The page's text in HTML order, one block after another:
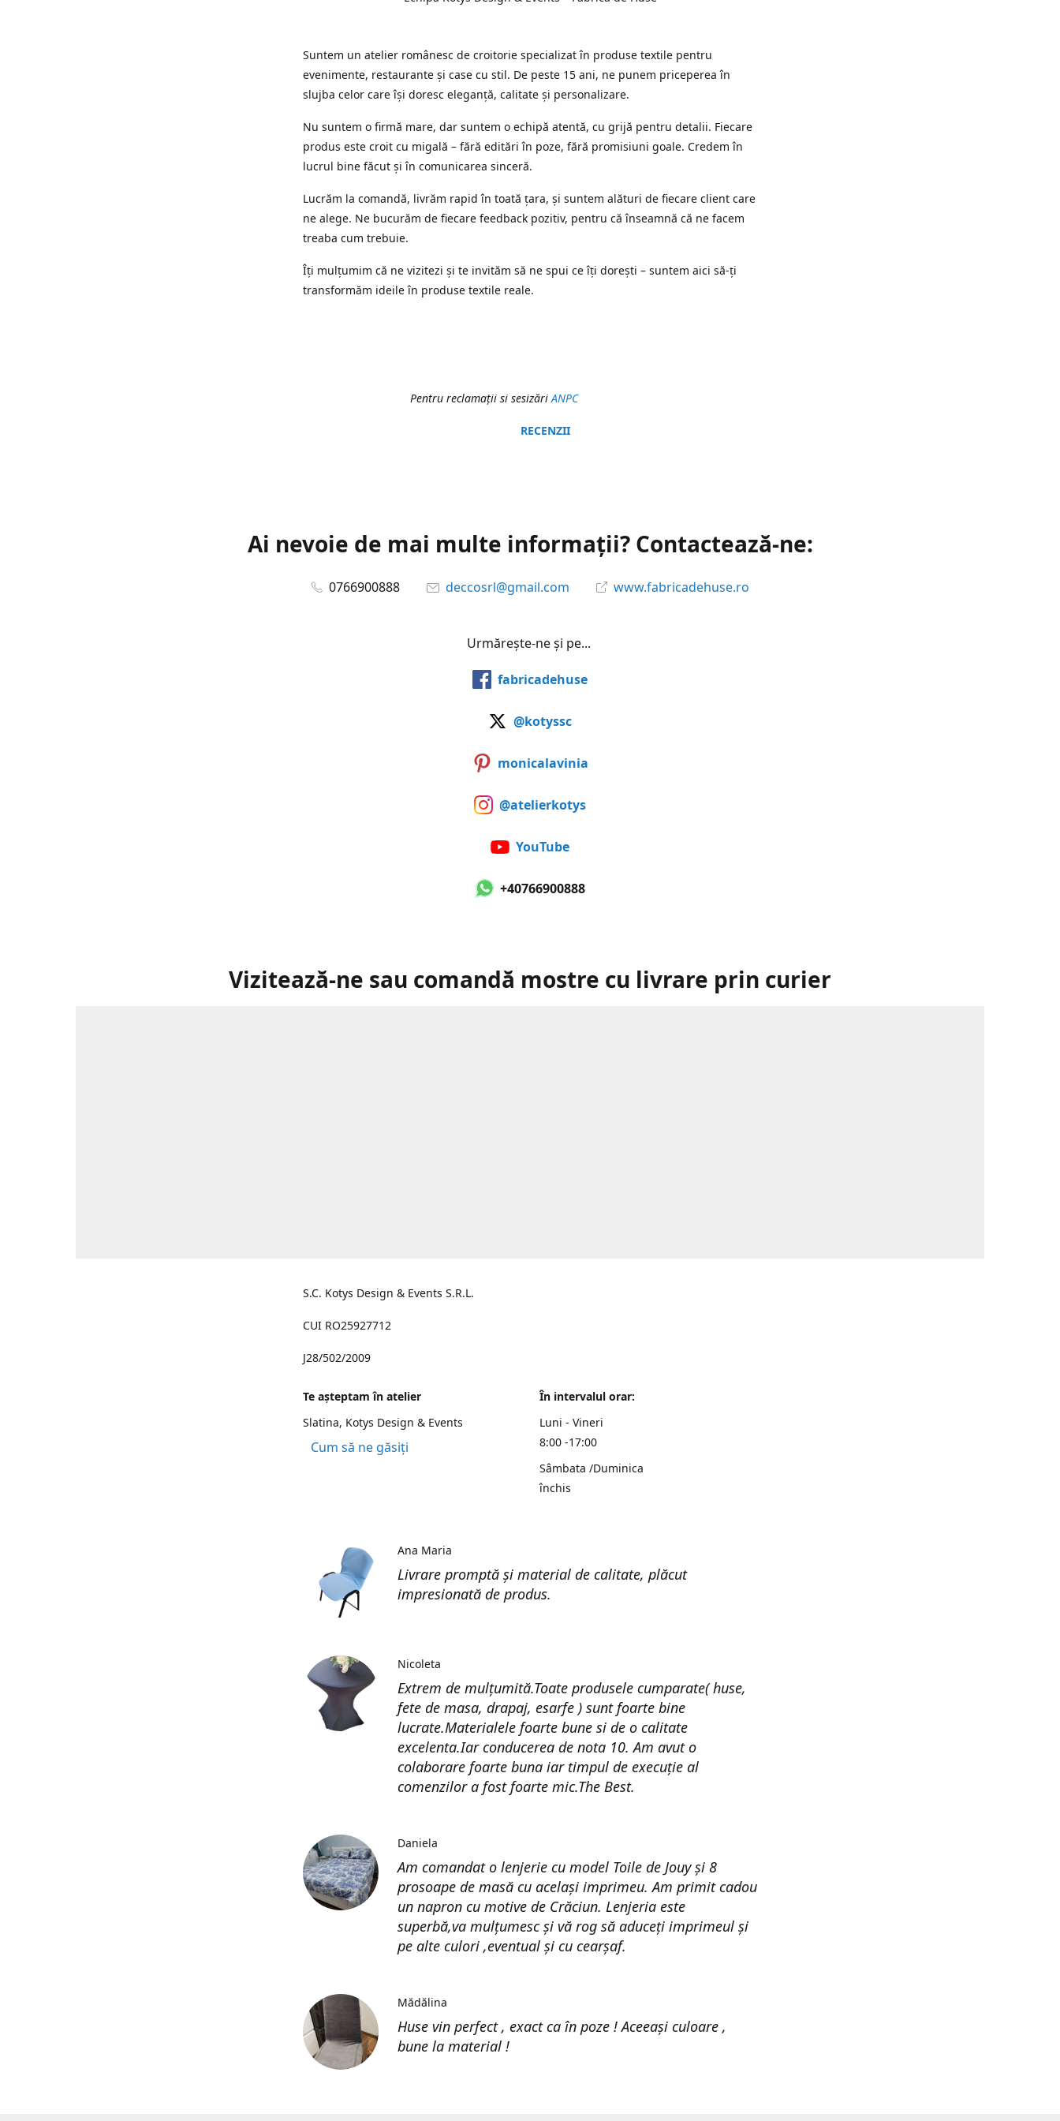
Suntem un atelier românesc de croitorie specializat în produse textile pentru
evenimente, restaurante și case cu stil. De peste 15 ani, ne punem priceperea în
slujba celor care își doresc eleganță, calitate și personalizare.
Nu suntem o firmă mare, dar suntem o echipă atentă, cu grijă pentru detalii. Fiecare
produs este croit cu migală – fără editări în poze, fără promisiuni goale. Credem în
lucrul bine făcut și în comunicarea sinceră.
Lucrăm la comandă, livrăm rapid în toată țara, și suntem alături de fiecare client care
ne alege. Ne bucurăm de fiecare feedback pozitiv, pentru că înseamnă că ne facem
treaba cum trebuie.
Îți mulțumim că ne vizitezi și te invităm să ne spui ce îți dorești – suntem aici să-ți
transformăm ideile în produse textile reale.
Pentru reclamaţii si sesizăriANPC
RECENZII
Ai nevoie de mai multe informații? Contactează-ne:
0766900888 deccosrl@gmail.com www.fabricadehuse.ro
Urmărește-ne și pe...
fabricadehuse
@kotyssc
monicalavinia
@atelierkotys
YouTube
+40766900888
Vizitează-ne sau comandă mostre cu livrare prin curier
S.C. Kotys Design & Events S.R.L.
CUI RO25927712
J28/502/2009
Te aşteptam în atelier
Slatina, Kotys Design & Events
Cum să ne găsiți
În intervalul orar:
Luni - Vineri
8:00 -17:00
Sâmbata /Duminica
închis
Livrare promptă și material de calitate, plăcut
impresionată de produs.
Ana Maria
Extrem de mulțumită.Toate produsele cumparate( huse,
fete de masa, drapaj, esarfe ) sunt foarte bine
lucrate.Materialele foarte bune si de o calitate
excelenta.Iar conducerea de nota 10. Am avut o
colaborare foarte buna iar timpul de execuție al
comenzilor a fost foarte mic.The Best.
Nicoleta
Am comandat o lenjerie cu model Toile de Jouy și 8
prosoape de masă cu același imprimeu. Am primit cadou
un napron cu motive de Crăciun. Lenjeria este
superbă,va mulțumesc și vă rog să aduceți imprimeul și
pe alte culori ,eventual și cu cearșaf.
Daniela
Huse vin perfect , exact ca în poze ! Aceeași culoare ,
bune la material !
Mădălina